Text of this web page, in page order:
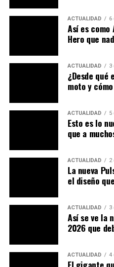
evoca sus raíces
V7 Sportadopta
vibrantes:Rosso
elegante
espíritu deportivo sin
V85 — actitud
emociones
Para la familia
, las novedades
ACTUALIDAD 6
Así es como
Hero que
ACTUALIDAD 3
¿Desde qué
moto y
ACTUALIDAD 5
Esto es lo
que a
ACTUALIDAD 2
La nueva
el diseño
ACTUALIDAD 3
Así se ve la
2026 que
ACTUALIDAD 4